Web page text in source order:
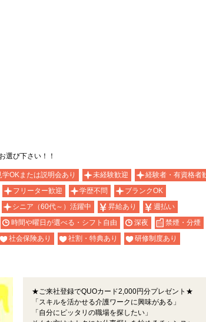
選び下さい！！
学OKまたは説明会あり 未経験歓迎
経験者・有資格者
フリーター歓迎 学歴不問
ブランクOK
シニア（60代～）活躍中 昇給あり
週払い
時間や曜日が選べる・シフト自由 深夜
禁煙・分煙
社会保険あり 社割・特典あり
研修制度あり
★ご来社登録でQUOカード2,000円分プレゼント★
「スキルを活かせる介護ワークに興味がある」
「自分にピッタリの職場を探したい」